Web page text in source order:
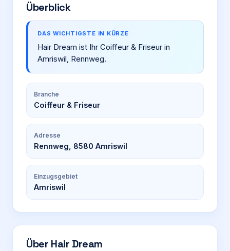
Überblick
DAS WICHTIGSTE IN KÜRZE
Hair Dream ist Ihr Coiffeur & Friseur in
Amriswil, Rennweg.
Branche
Coiffeur & Friseur
Adresse
Rennweg, 8580 Amriswil
Einzugsgebiet
Amriswil
Über Hair Dream